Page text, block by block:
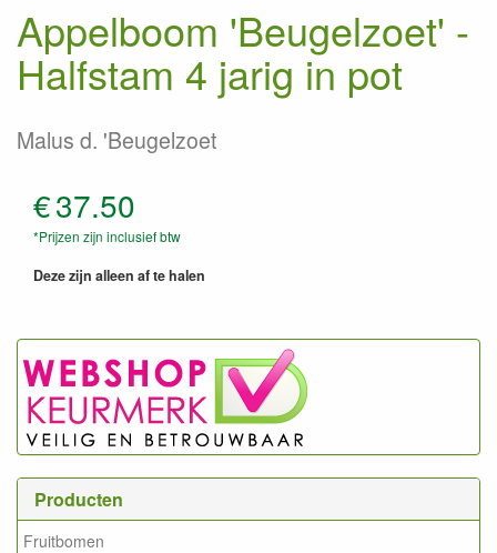
Producten
Fruitbomen
Appelboom 'Beugelzoet' -
Halfstam 4 jarig in pot
Malus d. 'Beugelzoet
€37.50
*Prijzen zijn inclusief btw
Deze zijn alleen af te halen